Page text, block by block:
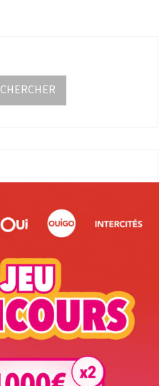
CHERCHER